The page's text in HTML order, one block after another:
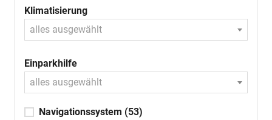
Klimatisierung
alles ausgewählt
Einparkhilfe
alles ausgewählt
Navigationssystem (53)